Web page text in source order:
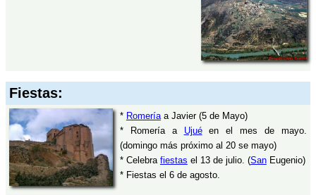
Fiestas:
* Romeríaa Javier (5 de Mayo)
* Romería a Ujuéen el mes de mayo.
(domingo más próximo al 20 se mayo)
* Celebra fiestas el 13 de julio. (SanEugenio)
* Fiestas el 6 de agosto.